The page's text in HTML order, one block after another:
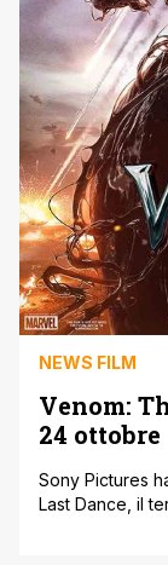
NEWS FILM
Venom:
24 ottobre
Sony Pictures
Last Dance, il